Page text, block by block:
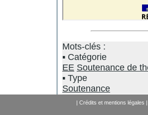
Mots-clés :
Catégorie
EE Soutenance de
Type
Soutenance
| Crédits et mentions légales